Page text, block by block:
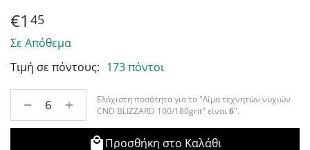
€1 45
Σε Απόθεμα
Τιμή σε πόντους: 173 πόντοι
+
−
Ελάχιστη ποσότητα για το "Λίμα τεχνητών νυχιών
CND BLIZZARD 100/180grit" είναι6".
Προσθήκη στο Καλάθι